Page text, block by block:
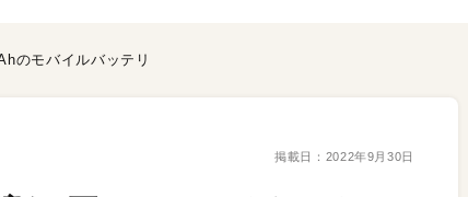
のモバイルバッテリ
掲載日： 2022年9月30日